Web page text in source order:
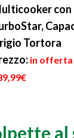
con
Tortora
in offerta
al